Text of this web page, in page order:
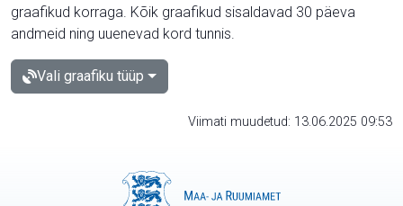
graafikud korraga. Kõik graafikud sisaldavad 30 päeva
andmeid ning uuenevad kord tunnis.
Vali graafiku tüüp
Viimati muudetud: 13.06.2025 09:53